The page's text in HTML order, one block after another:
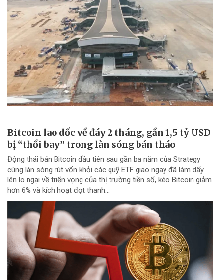
Bitcoin lao dốc về đáy 2 tháng, gần 1,5 tỷ USD
bị “thổi bay” trong làn sóng bán tháo
Động thái bán Bitcoin đầu tiên sau gần ba năm của Strategy
cùng làn sóng rút vốn khỏi các quỹ ETF giao ngay đã làm dấy
lên lo ngại về triển vọng của thị trường tiền số, kéo Bitcoin giảm
hơn 6% và kích hoạt đợt thanh...